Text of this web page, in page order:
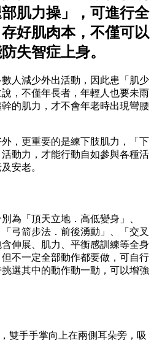
肌力操」，可進行全
好肌肉本，不僅可以
失智症上身。
人減少外出活動，因此患「肌少
，不僅年長者，年輕人也要未雨
的肌力，才不會年老時出現彎腰
，更重要的是練下肢肌力，「下
動力，才能行動自如參與各種活
安老。
為「頂天立地．高低變身」、
弓箭步法．前後湧動」、「交叉
伸展、肌力、平衡感訓練等全身
不一定全部動作都要做，可自行
選其中的動作動一動，可以增強
雙手手掌向上在兩側耳朵旁，吸